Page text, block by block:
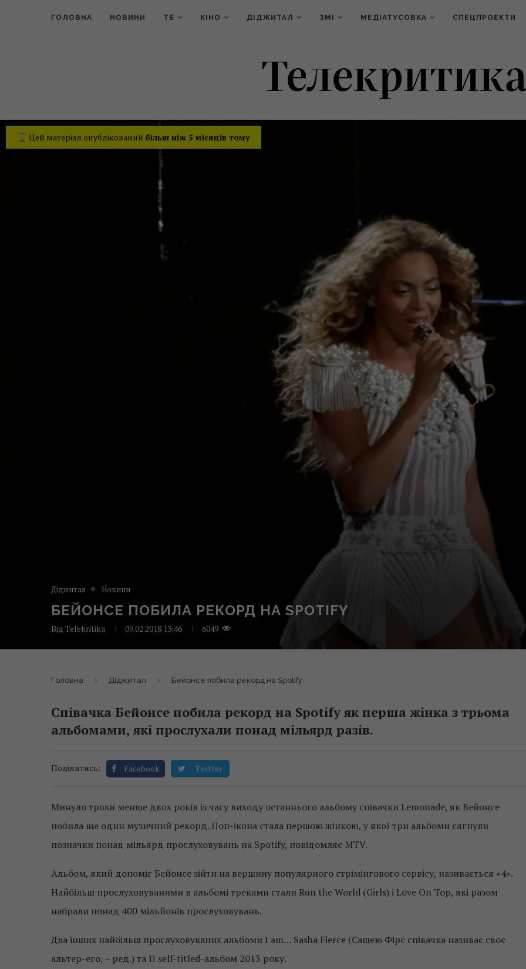
ГОЛОВНА НОВИНИ ТБ КІНО ДІДЖИТАЛ ЗМІ МЕДІАТУСОВКА СПЕЦПРОЕКТИ
Цей матеріал опублікований більш ніж 5 місяців тому
Діджитал Новини
БЕЙОНСЕ ПОБИЛА РЕКОРД НА SPOTIFY
Від Telekritika 09.02.2018 13:46 6049
Головна Діджитал Бейонсе побила рекорд на Spotify
Співачка Бейонсе побила рекорд на Spotify як перша жінка з трьома
альбомами, які прослухали понад мільярд разів.
Поділитись: Facebook Twitter
Минуло трохи менше двох років із часу виходу останнього альбому співачки Lemonade, як Бейонсе
побила ще один музичний рекорд. Поп-ікона стала першою жінкою, у якої три альбоми сягнули
позначки понад мільярд прослуховувань на Spotify, повідомляє MTV.
Альбом, який допоміг Бейонсе зійти на вершину популярного стрімінгового сервісу, називається «4».
Найбільш прослуховуваними в альбомі треками стали Run the World (Girls) і Love On Top, які разом
набрали понад 400 мільйонів прослуховувань.
Два інших найбільш прослуховуваних альбоми I am… Sasha Fierce (Сашею Фірс співачка називає своє
альтер-его, – ред.) та її self-titled-альбом 2013 року.